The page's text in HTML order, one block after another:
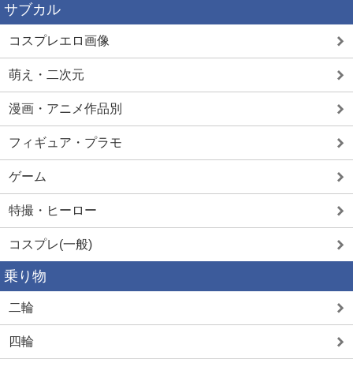
サブカル
コスプレエロ画像
萌え・二次元
漫画・アニメ作品別
フィギュア・プラモ
ゲーム
特撮・ヒーロー
コスプレ(一般)
乗り物
二輪
四輪